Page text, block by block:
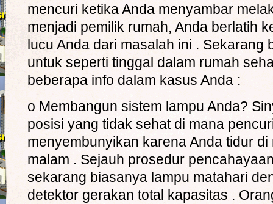
mencuri ketika Anda menyambar
menjadi pemilik rumah, Anda berlatih
lucu Anda dari masalah ini . Sekarang
untuk seperti tinggal dalam rumah
beberapa info dalam kasus Anda :
o Membangun sistem lampu Anda?
posisi yang tidak sehat di mana
menyembunyikan karena Anda tidur
malam . Sejauh prosedur
sekarang biasanya lampu matahari
detektor gerakan total kapasitas .